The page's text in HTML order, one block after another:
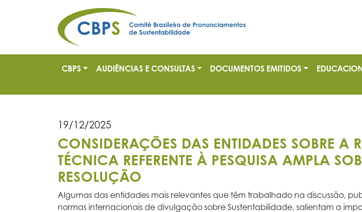
CBPS AUDIÊNCIAS E CONSULTAS DOCUMENTOS EMITIDOS
19/12/2025
CONSIDERAÇÕES DAS ENTIDADES SOBRE
TÉCNICA REFERENTE À PESQUISA AMPLA
RESOLUÇÃO
Algumas das entidades mais relevantes que têm trabalhado na discussão,
normas internacionais de divulgação sobre Sustentabilidade, salientam a